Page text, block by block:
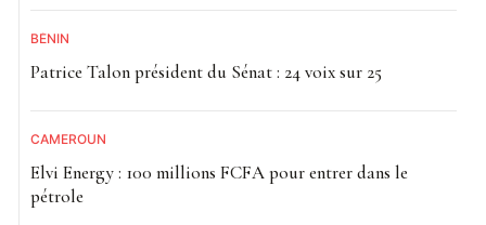
BÉNIN
Patrice Talon président du Sénat : 24 voix sur 25
CAMEROUN
Elvi Energy : 100 millions FCFA pour entrer dans le
pétrole